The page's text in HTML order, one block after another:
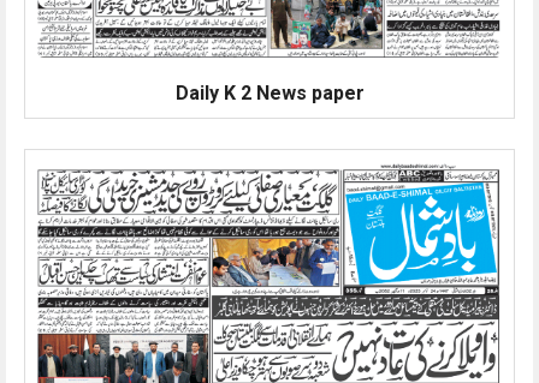
Daily K 2 News paper